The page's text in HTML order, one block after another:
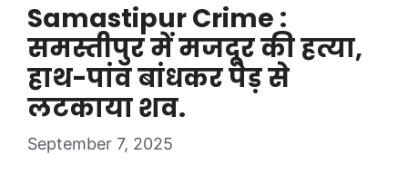
Samastipur Crime :
समस्तीपुर में मजदूर की हत्या,
हाथ-पांव बांधकर पेड़ से
लटकाया शव.
September 7, 2025